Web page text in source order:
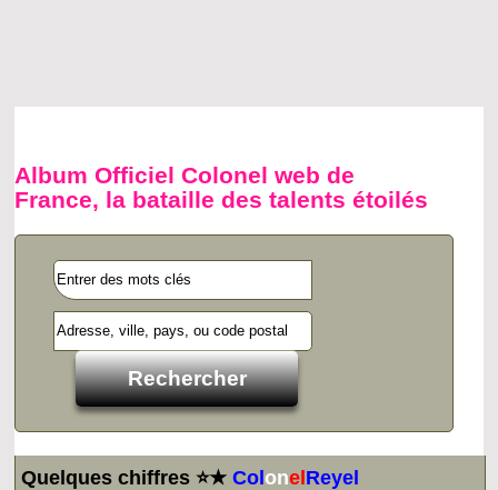
Album Officiel Colonel web de
France, la bataille des talents étoilés
Quelques chiffres ⭐★ColonelReyel